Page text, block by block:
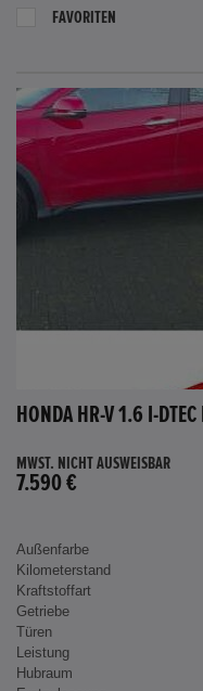
FAVORITEN
MWST. NICHT AUSWEISBAR
7.590 €
Außenfarbe
Kilometerstand
Kraftstoffart
Getriebe
Türen
Leistung
Hubraum